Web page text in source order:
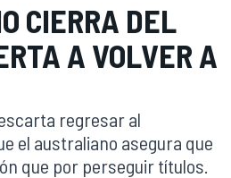
CIERRA DEL
A VOLVER A
regresar al
el australiano asegura que
que por perseguir títulos.